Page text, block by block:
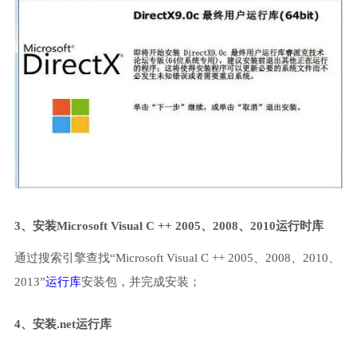
3、安装Microsoft Visual C ++ 2005、2008、2010运行时库
通过搜索引擎查找“Microsoft Visual C ++ 2005、2008、2010、
2013”运行库安装包，并完成安装；
4、安装.net运行库